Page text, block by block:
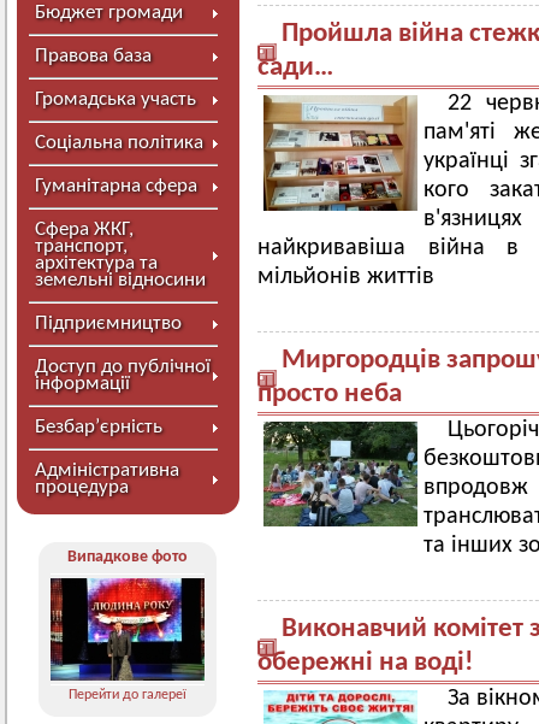
Бюджет громади
Правова база
Громадська участь
Соціальна політика
Гуманітарна сфера
Сфера ЖКГ,
транспорт,
архітектура та
земельні відносини
Підприємництво
Доступ до публічної
інформації
Безбар’єрність
Адміністративна
процедура
Випадкове фото
Перейти до галереї
Пройшла війна
сади…
22
пам'яті
українці
кого
найкривавіша війна в
мільйонів життів
Миргородців
просто неба
та інших
Виконавчий комітет
обережні на воді!
За